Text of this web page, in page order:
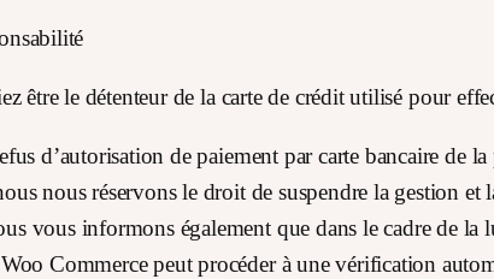
être le détenteur de la carte de crédit utilisé pour
d’autorisation de paiement par carte bancaire de
nous réservons le droit de suspendre la gestion
vous informons également que dans le cadre de
Commerce peut procéder à une vérification